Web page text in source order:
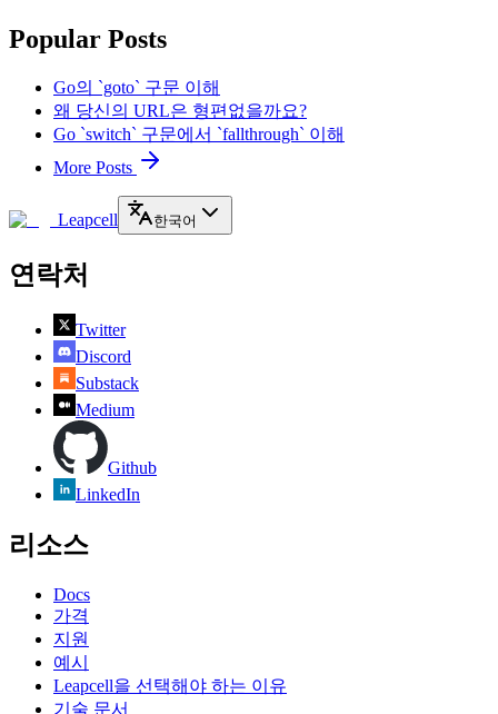
Popular Posts
Go의 `goto` 구문 이해
왜 당신의 URL은 형편없을까요?
Go `switch` 구문에서 `fallthrough` 이해
More Posts
Leapcell 한국어
연락처
Twitter
Discord
Substack
Medium
Github
LinkedIn
리소스
Docs
가격
지원
예시
Leapcell을 선택해야 하는 이유
기술 문서